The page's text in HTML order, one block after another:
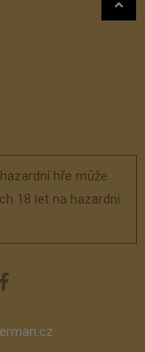
hře může
18 let na hazardní